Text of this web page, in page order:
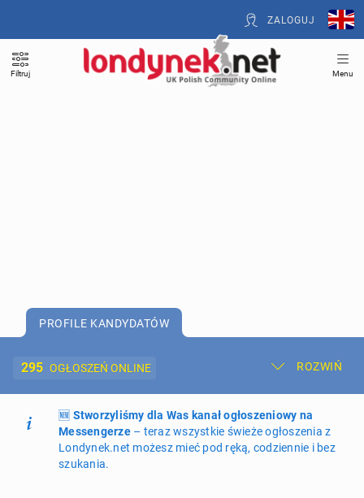
ZALOGUJ
Filtruj Menu
PROFILE KANDYDATÓW
295 OGŁOSZEŃ ONLINE ROZWIŃ
Dodaj ogłoszenie Moje ogłoszenia
Oferta i cennik ogłoszeń
🆕 Stworzyliśmy dla Was kanał ogłoszeniowy na
Messengerze– teraz wszystkie świeże ogłoszenia z
Londynek.net możesz mieć pod ręką, codziennie i bez
szukania.